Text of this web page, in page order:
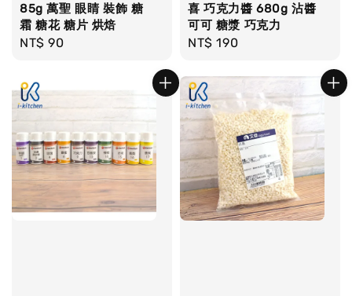
85g 萬聖 眼睛 裝飾 糖
霜 糖花 糖片 烘焙
Regular
NT$ 90
喜 巧克力醬 680g 沾醬
可可 糖漿 巧克力
Regular
NT$ 190